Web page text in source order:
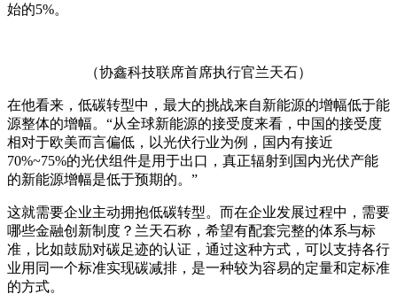
始的5%。
（协鑫科技联席首席执行官兰天石）
在他看来，低碳转型中，最大的挑战来自新能源的增幅低于能
源整体的增幅。“从全球新能源的接受度来看，中国的接受度
相对于欧美而言偏低，以光伏行业为例，国内有接近
70%~75%的光伏组件是用于出口，真正辐射到国内光伏产能
的新能源增幅是低于预期的。”
这就需要企业主动拥抱低碳转型。而在企业发展过程中，需要
哪些金融创新制度？兰天石称，希望有配套完整的体系与标
准，比如鼓励对碳足迹的认证，通过这种方式，可以支持各行
业用同一个标准实现碳减排，是一种较为容易的定量和定标准
的方式。